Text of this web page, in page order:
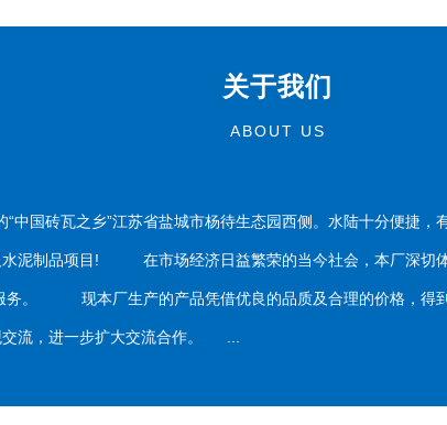
关于我们
ABOUT US
国砖瓦之乡”江苏省盐城市杨待生态园西侧。水陆十分便捷，
水泥制品项目! 在市场经济日益繁荣的当今社会，本厂深切
务。 现本厂生产的产品凭借优良的品质及合理的价格，得
交流，进一步扩大交流合作。 ...